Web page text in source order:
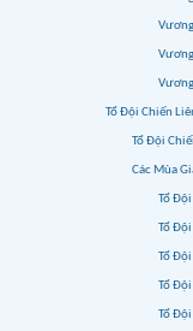
Tổ Đội Chiến
Tổ Đội
Các Mùa
Tổ
Tổ
Tổ Đội
Tổ
Tổ